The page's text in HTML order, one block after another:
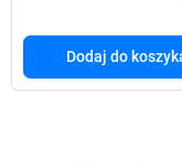
Dodaj do